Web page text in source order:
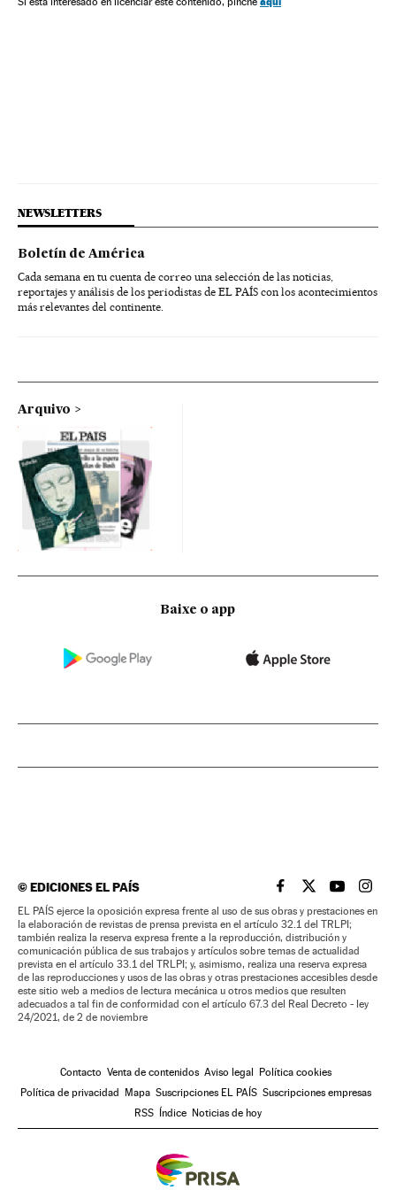
NEWSLETTERS
Boletín de América
Cada semana en tu cuenta de correo una selección de las noticias,
reportajes y análisis de los periodistas de EL PAÍS con los acontecimientos
más relevantes del continente.
Arquivo
Baixe o app
©EDICIONES EL PAÍS EL PAÍS BRASIL EN
EL PAÍSEL PAÍS
EL
EL PAÍS ejerce la oposición expresa frente al uso de sus obras y prestaciones en
la elaboración de revistas de prensa prevista en el artículo 32.1 del TRLPI;
también realiza la reserva expresa frente a la reproducción, distribución y
comunicación pública de sus trabajos y artículos sobre temas de actualidad
prevista en el artículo 33.1 del TRLPI; y, asimismo, realiza una reserva expresa
de las reproducciones y usos de las obras y otras prestaciones accesibles desde
este sitio web a medios de lectura mecánica u otros medios que resulten
adecuados a tal fin de conformidad con el artículo 67.3 del Real Decreto - ley
24/2021, de 2 de noviembre
Contacto Venta de contenidos Aviso legal
Política cookies
Política de privacidad
Mapa Suscripciones EL PAÍS Suscripciones empresas
RSS
Índice Noticias de hoy